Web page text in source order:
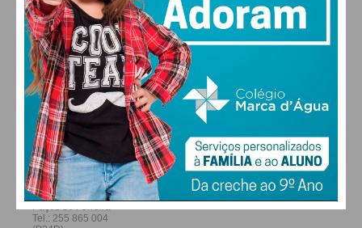
ALTERAR
FARMACIAS DE SERVIÇO EM PAÇOS DE
FERREIRA